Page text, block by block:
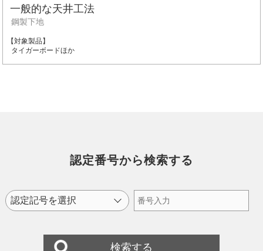
一般的な天井工法
鋼製下地
タイガーボードほか
認定番号から検索する